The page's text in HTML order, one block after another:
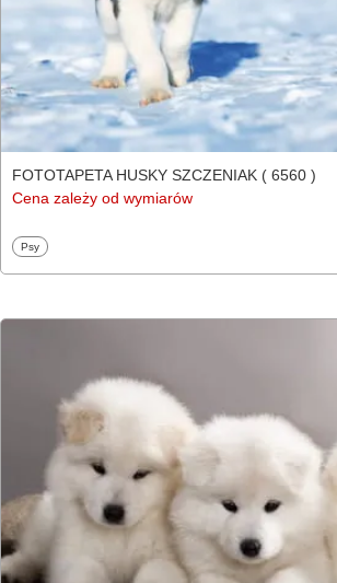
FOTOTAPETA HUSKY SZCZENIAK ( 6560 )
Cena zależy od wymiarów
Fototapety
Psy